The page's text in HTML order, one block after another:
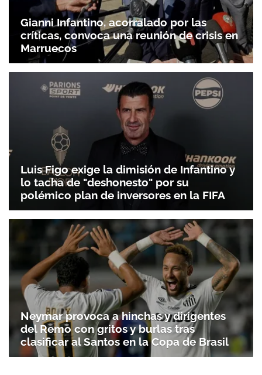
Gianni Infantino, acorralado por las
críticas, convoca una reunión de crisis en
Marruecos
Luis Figo exige la dimisión de Infantino y
lo tacha de "deshonesto" por su
polémico plan de inversores en la FIFA
Neymar provoca a hinchas y dirigentes
del Remo con gritos y burlas tras
clasificar al Santos en la Copa de Brasil